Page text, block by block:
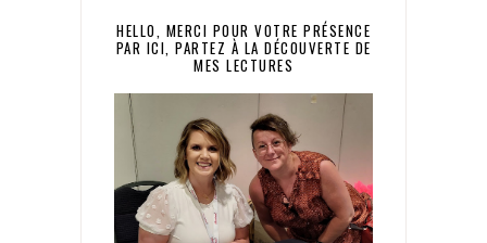
HELLO, MERCI POUR VOTRE PRÉSENCE
PAR ICI, PARTEZ À LA DÉCOUVERTE DE
MES LECTURES